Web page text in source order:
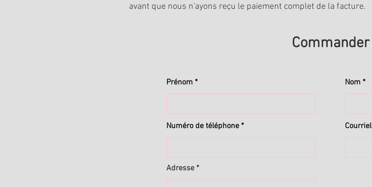
avant que nous n'ayons reçu le paiement complet de la facture.
Commander
Prénom
Numéro de téléphone
Nom
Courriel
Adresse